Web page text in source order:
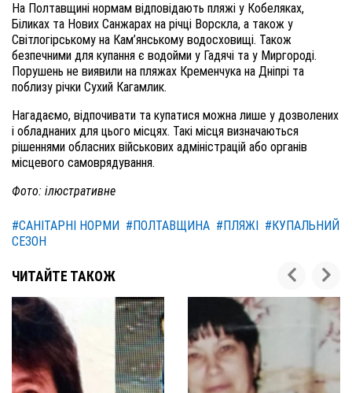
На Полтавщині нормам відповідають пляжі у Кобеляках,
Біликах та Нових Санжарах на річці Ворскла, а також у
Світлогірському на Кам’янському водосховищі. Також
безпечними для купання є водойми у Гадячі та у Миргороді.
Порушень не виявили на пляжах Кременчука на Дніпрі та
поблизу річки Сухий Кагамлик.
Нагадаємо, відпочивати та купатися можна лише у дозволених
і обладнаних для цього місцях. Такі місця визначаються
рішеннями обласних військових адміністрацій або органів
місцевого самоврядування.
Фото: ілюстративне
#САНІТАРНІ НОРМИ #ПОЛТАВЩИНА #ПЛЯЖІ #КУПАЛЬНИЙ
СЕЗОН
ЧИТАЙТЕ ТАКОЖ